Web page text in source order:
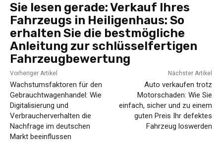
Sie lesen gerade:Verkauf Ihres
Fahrzeugs in Heiligenhaus: So
erhalten Sie die bestmögliche
Anleitung zur schlüsselfertigen
Fahrzeugbewertung
Vorheriger Artikel
Wachstumsfaktoren für den
Gebrauchtwagenhandel: Wie
Digitalisierung und
Verbraucherverhalten die
Nachfrage im deutschen
Markt beeinflussen
Nächster Artikel
Auto verkaufen trotz
Motorschaden: Wie Sie
einfach, sicher und zu einem
guten Preis Ihr defektes
Fahrzeug loswerden